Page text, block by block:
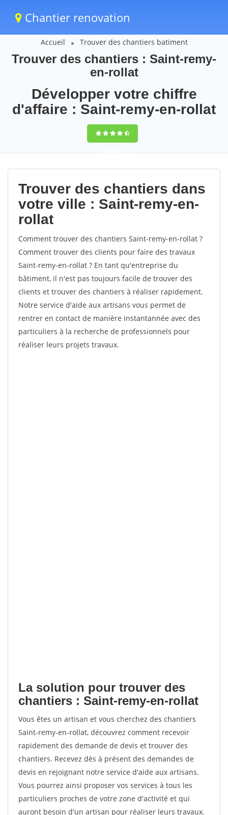
Chantier renovation
Accueil Trouver des chantiers batiment
Trouver des chantiers : Saint-remy-
en-rollat
Développer votre chiffre
d'affaire : Saint-remy-en-rollat
9,5(100%)73
votes
Trouver des chantiers dans
votre ville : Saint-remy-en-
rollat
Comment trouver des chantiers Saint-remy-en-rollat ?
Comment trouver des clients pour faire des travaux
Saint-remy-en-rollat ? En tant qu'entreprise du
bâtiment, il n'est pas toujours facile de trouver des
clients et trouver des chantiers à réaliser rapidement.
Notre service d'aide aux artisans vous permet de
rentrer en contact de manière instantannée avec des
particuliers à la recherche de professionnels pour
réaliser leurs projets travaux.
La solution pour trouver des
chantiers : Saint-remy-en-rollat
Vous êtes un artisan et vous cherchez des chantiers
Saint-remy-en-rollat, découvrez comment recevoir
rapidement des demande de devis et trouver des
chantiers. Recevez dès à présent des demandes de
devis en rejoignant notre service d'aide aux artisans.
Vous pourrez ainsi proposer vos services à tous les
particuliers proches de votre zone d'activité et qui
auront besoin d'un artisan pour réaliser leurs travaux.